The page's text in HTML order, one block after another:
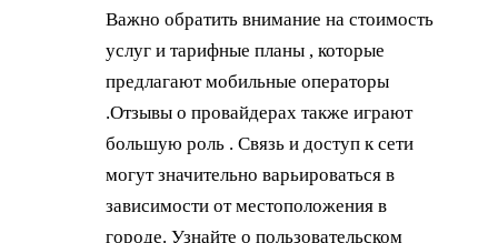
Важно обратить внимание на стоимость
услуг и тарифные планы , которые
предлагают мобильные операторы
.Отзывы о провайдерах также играют
большую роль . Связь и доступ к сети
могут значительно варьироваться в
зависимости от местоположения в
городе. Узнайте о пользовательском